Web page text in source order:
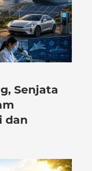
Senjata
dan